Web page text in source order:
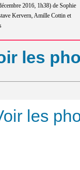
2016, 1h38) de Sophie
Kervern, Amille Cottin et
les
les